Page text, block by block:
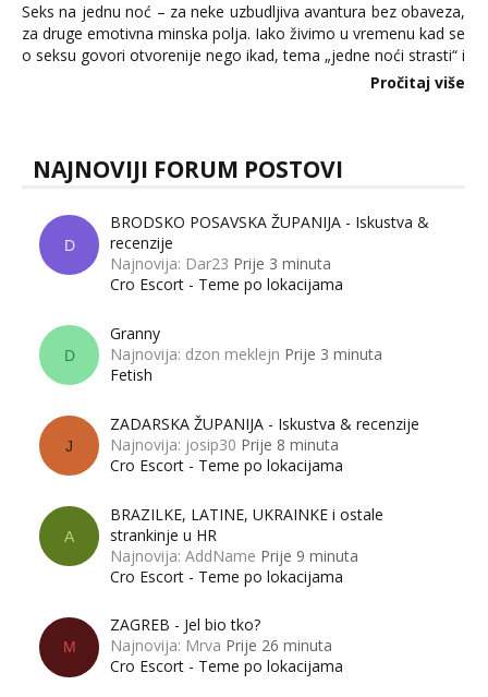
Seks na jednu noć – za neke uzbudljiva avantura bez obaveza,
za druge emotivna minska polja. Iako živimo u vremenu kad se
o seksu govori otvorenije nego ikad, tema „jedne noći strasti“ i
dalje izaziva burne rasprave. Što zapravo misle žene, a što
Pročitaj više
NAJNOVIJI FORUM POSTOVI
D
BRODSKO POSAVSKA ŽUPANIJA - Iskustva &
recenzije
Najnovija: Dar23 Prije 3 minuta
Cro Escort - Teme po lokacijama
D
Granny
Najnovija: dzon meklejn Prije 3 minuta
Fetish
J
ZADARSKA ŽUPANIJA - Iskustva & recenzije
Najnovija: josip30 Prije 8 minuta
Cro Escort - Teme po lokacijama
A
BRAZILKE, LATINE, UKRAINKE i ostale
strankinje u HR
Najnovija: AddName Prije 9 minuta
Cro Escort - Teme po lokacijama
M
ZAGREB - Jel bio tko?
Najnovija: Mrva Prije 26 minuta
Cro Escort - Teme po lokacijama